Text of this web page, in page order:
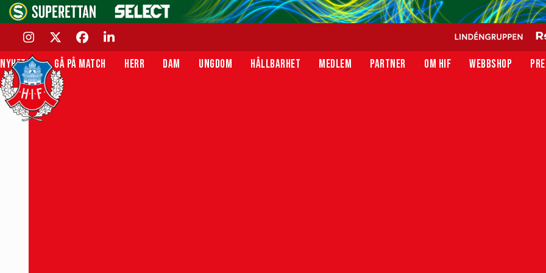
Skip
to
contentINSTAGRAM
TWITTERFACEBOOK
LINKEDIN
NYHETER GÅ PÅ MATCH HERR DAM UNGDOM HÅLLBARHET MEDLEM PARTNER OM HIF WEBBSHOP